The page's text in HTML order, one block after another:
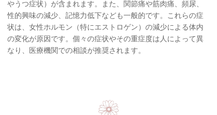
やうつ症状）が含まれます。また、関節痛や筋肉痛、頻尿、
性的興味の減少、記憶力低下なども一般的です。これらの症
状は、女性ホルモン（特にエストロゲン）の減少による体内
の変化が原因です。個々の症状やその重症度は人によって異
なり、医療機関での相談が推奨されます。